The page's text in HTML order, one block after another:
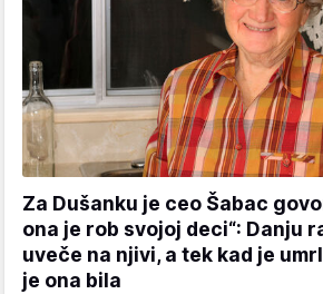
Za Dušanku je ceo Šabac
ona je rob svojoj deci“: Danju
uveče na njivi, a tek kad je
je ona bila